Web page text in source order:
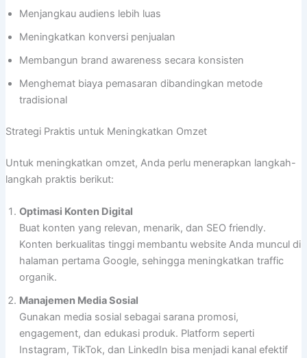
Menjangkau audiens lebih luas
Meningkatkan konversi penjualan
Membangun brand awareness secara konsisten
Menghemat biaya pemasaran dibandingkan metode
tradisional
Strategi Praktis untuk Meningkatkan Omzet
Untuk meningkatkan omzet, Anda perlu menerapkan langkah-
langkah praktis berikut:
Optimasi Konten Digital
Buat konten yang relevan, menarik, dan SEO friendly.
Konten berkualitas tinggi membantu website Anda muncul di
halaman pertama Google, sehingga meningkatkan traffic
organik.
Manajemen Media Sosial
Gunakan media sosial sebagai sarana promosi,
engagement, dan edukasi produk. Platform seperti
Instagram, TikTok, dan LinkedIn bisa menjadi kanal efektif